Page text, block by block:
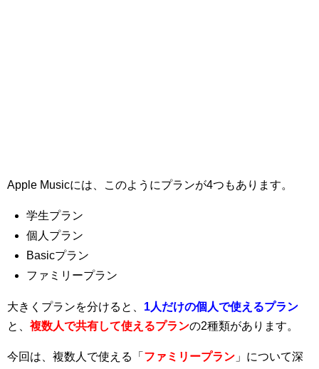
Apple Musicには、このようにプランが4つもあります。
学生プラン
個人プラン
Basicプラン
ファミリープラン
大きくプランを分けると、 1人だけの個人で使えるプラン
と、 複数人で共有して使えるプランの2種類があります。
今回は、複数人で使える「 ファミリープラン 」について深
ギターのサブスクを比較